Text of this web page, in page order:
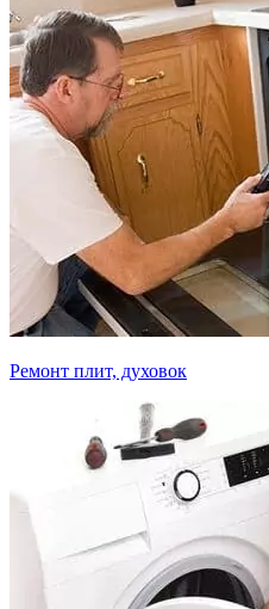
Ремонт плит, духовок